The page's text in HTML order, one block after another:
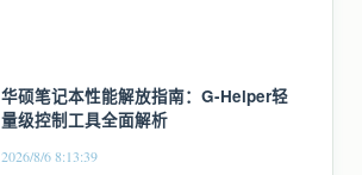
华硕笔记本性能解放指南：G-Helper轻
量级控制工具全面解析
2026/8/6 8:13:39